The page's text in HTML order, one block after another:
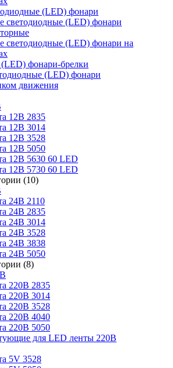
(LED) фонари
светодиодные (LED) фонари
светодиодные (LED) фонари на
фонари-брелки
(LED) фонари
движения
12В 2835
12В 3014
12В 3528
12В 5050
12В 5630 60 LED
12В 5730 60 LED
(10)
24В 2110
24В 2835
24В 3014
24В 3528
24В 3838
24В 5050
(8)
220В 2835
220В 3014
220В 3528
220В 4040
220В 5050
для LED ленты 220В
5V 3528